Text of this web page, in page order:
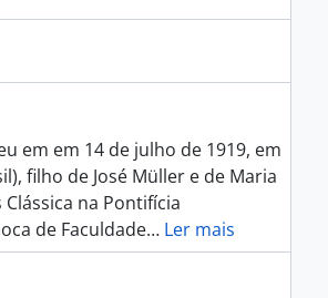
em em 14 de julho de 1919, em
filho de José Müller e de Maria
na Pontifícia
de Faculdade… Ler mais